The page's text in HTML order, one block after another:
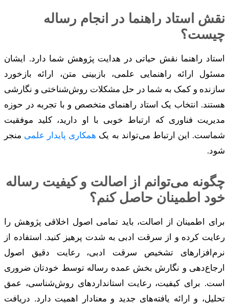
نقش استاد راهنما در انجام رساله
چیست؟
استاد راهنما نقش حیاتی در هدایت پژوهش شما دارد. ایشان
مسئول ارائه راهنمایی علمی، بازبینی متن، ارائه بازخورد
سازنده و کمک به شما در حل مشکلات روش‌شناختی و نگارشی
هستند. انتخاب یک استاد راهنمای متخصص و با تجربه در حوزه
مدیریت فناوری که ارتباط خوبی با او دارید، کلید موفقیت
شماست. این ارتباط می‌تواند به یک همکاری پایدار علمی منجر
شود.
چگونه می‌توانم از اصالت و کیفیت رساله
خود اطمینان حاصل کنم؟
برای اطمینان از اصالت، باید تمامی اصول اخلاقی پژوهش را
رعایت کرده و از سرقت ادبی به شدت پرهیز کنید. استفاده از
نرم‌افزارهای تشخیص سرقت ادبی، رعایت دقیق اصول
ارجاع‌دهی و نگارش بخش عمده رساله توسط خودتان ضروری
است. برای کیفیت، رعایت استانداردهای روش‌شناسی، عمق
تحلیل، و ارائه یافته‌های جدید و معنادار اهمیت دارد. دریافت